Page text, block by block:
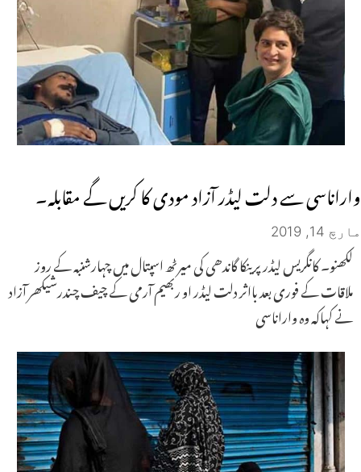
واراناسی سے دلت لیڈر آزاد مودی کا کریں گے مقابلہ۔
مارچ 14, 2019
لکھنو۔ کانگریس لیڈر پرینکا گاندھی کی میرٹھ اسپتال میں چہارشنبہ کے روز
ملاقات کے فوری بعد بااثر دلت لیڈر او ربھیم آرمی کے چیف چندرشیکھر آزاد
نے کہاکہ وہ واراناسی